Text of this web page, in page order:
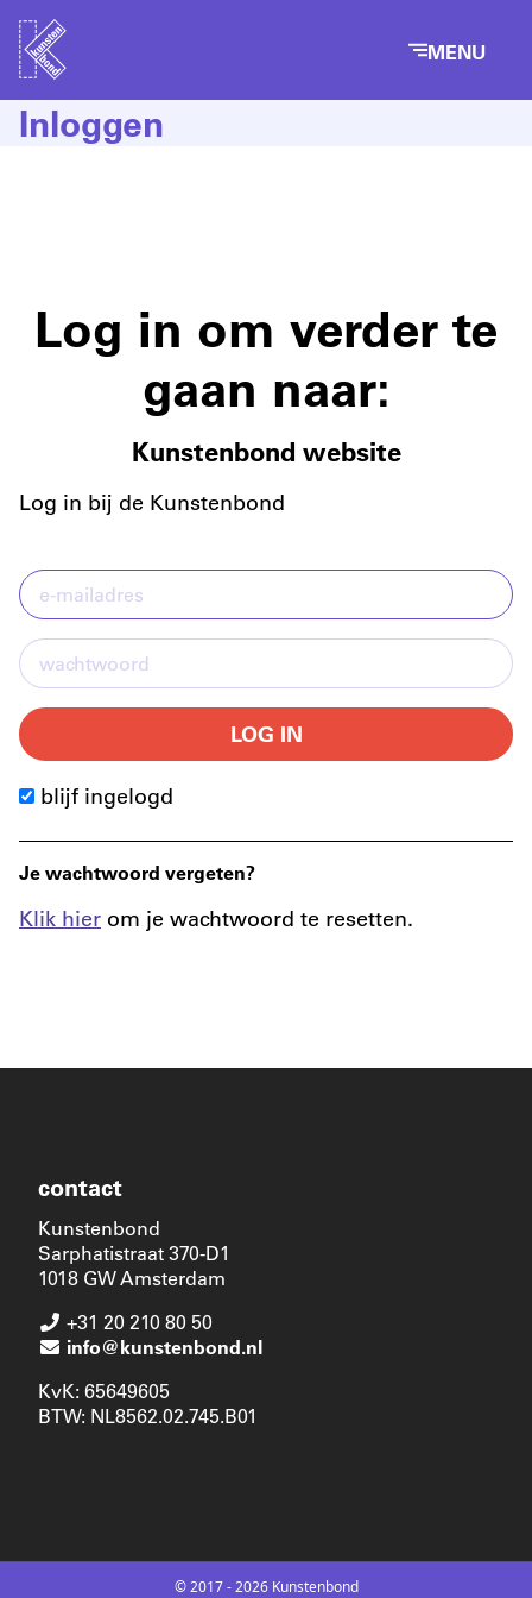
MENU
Inloggen
Log in om verder te
gaan naar:
Kunstenbond website
Log in bij de Kunstenbond
LOG IN
blijf ingelogd
Je wachtwoord vergeten?
Klik hier om je wachtwoord te resetten.
contact
Kunstenbond
Sarphatistraat 370-D1
1018 GW Amsterdam
+31 20 210 80 50
info@kunstenbond.nl
KvK: 65649605
BTW: NL8562.02.745.B01
© 2017 - 2026 Kunstenbond